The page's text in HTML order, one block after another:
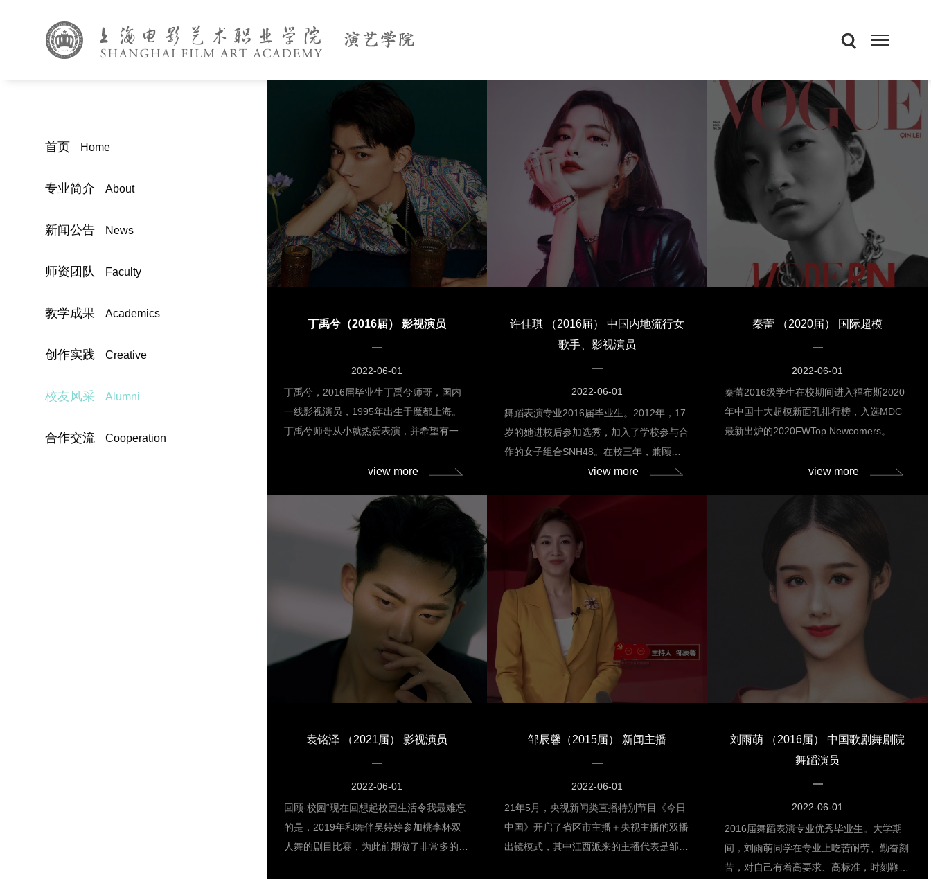
首页 Home
专业简介 About
新闻公告 News
师资团队 Faculty
教学成果 Academics
创作实践 Creative
校友风采 Alumni
合作交流 Cooperation
丁禹兮（2016届） 影视演员
2022-06-01
丁禹兮，2016届毕业生丁禹兮师哥，国内
一线影视演员，1995年出生于魔都上海。
丁禹兮师哥从小就热爱表演，并希望有一天
并且在大学期间也坚定的选择了戏剧影视表
定了坚实的专业基础。在校期间，老师们见
证着他的刻苦，排练厅就是他的第二
个“家”。为了梦想而努力奋斗的丁禹兮师
哥，也得到了剧组的青睐与观众的认可。
2017年，丁禹兮主演的奇幻爱情电影《我
的吸血鬼学姐》上线。2018年，他主演了
古装武侠剧《新笑傲江湖》，同年在爱奇艺
综艺节目《演员的品格》总决赛中获得第一
名。2019年，他主演的青春校园网剧《八
分钟的温暖》播出。2020年，主演甜蜜都
市爱情剧《韫色过浓》；同年5月18日，主
出。2021年，主演都市剧《月光变奏
曲》，成为了家喻户晓的影视剧演员。丁禹
view more
许佳琪 （2016届） 中国内地流行女
歌手、影视演员
2022-06-01
舞蹈表演专业2016届毕业生。2012年，17
岁的她进校后参加选秀，加入了学校参与合
作的女子组合SNH48。在校三年，兼顾学
业，付出双倍努力成为一个吃苦耐劳，乐观
持，现在作为唱跳型女子偶像在业界参与活
动。希望能更多地吸收各方面的知识，不断
成长成一个成熟的全能艺人。图1 综艺《青
春有你》宣传海报在大学期间，既作为一名
普通的学生，又作为一名在舞台上闪耀的女
子偶像。平时需要付出更多的时间与精力。
录制各大电视台综艺节目：《天天向上》
《梦想星搭档》《娱乐百分百》《国民美少
女》等；开办十几次演唱会；将近两百次
SNH48专属剧场公演；将近10张专辑；参
加各大卫视春晚等。个人在团成就：2014
名；2015风尚大赏第1名；unit小分
队“style7”的center等。图2 电视剧《如意芳
菲》海报2021年1月30日，许佳琪推出了个
人古风单曲《泊山城》；5月，开始主演古
装爱情轻喜剧《幻乐森林》；6月11日，参
演真人秀节目《做家务的男人第三季》播
view more
秦蕾 （2020届） 国际超模
2022-06-01
秦蕾2016级学生在校期间进入福布斯2020
年中国十大超模新面孔排行榜，入选MDC
最新出炉的2020FWTop Newcomers。在
场秀，其中TopShow 9场，同时她还为
SFAA“要知道每颗钻石在被发现前都要经受
埋藏尘埃的寂寞时光在漫长的时光中打磨出
璀璨耀眼的钻石---------寄语”很多人眼里，
她是一个“鬼马精灵”。可是，如果仔细推敲
她在舞台上的表现，她的台步基本功扎实稳
打，所散发的魅力不输给任何一名超模。她
不装，更为可贵的是，已经走进社会很久的
她依然坚持着自己的风格，秦蕾还是那个秦
蕾。作为她迷妹之一的小编，认为她确实是
个惹人爱的“小精灵”。在6月4日下午，我们
业学院）和学弟学妹们，进行了一次近距离
的交流会。不再是以往的线上交流，而是真
view more
袁铭泽 （2021届） 影视演员
2022-06-01
回顾·校园“现在回想起校园生活令我最难忘
的是，2019年和舞伴吴婷婷参加桃李杯双
人舞的剧目比赛，为此前期做了非常多的准
邹辰馨（2015届） 新闻主播
2022-06-01
21年5月，央视新闻类直播特别节目《今日
中国》开启了省区市主播＋央视主播的双播
出镜模式，其中江西派来的主播代表是邹辰
刘雨萌 （2016届） 中国歌剧舞剧院
舞蹈演员
2022-06-01
2016届舞蹈表演专业优秀毕业生。大学期
间，刘雨萌同学在专业上吃苦耐劳、勤奋刻
苦，对自己有着高要求、高标准，时刻鞭策